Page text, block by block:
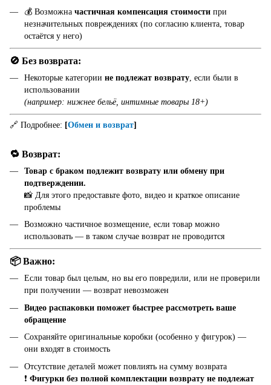
💰 Возможна частичная компенсация стоимости при
незначительных повреждениях (по согласию клиента, товар
остаётся у него)
🚫 Без возврата:
Некоторые категории не подлежат возврату, если были в
использовании
(например: нижнее бельё, интимные товары 18+)
🔗 Подробнее: [Обмен и возврат]
🔁 Возврат:
Товар с браком подлежит возврату или обмену при
подтверждении.
📸 Для этого предоставьте фото, видео и краткое описание
проблемы
Возможно частичное возмещение, если товар можно
использовать — в таком случае возврат не проводится
📦 Важно:
Если товар был целым, но вы его повредили, или не проверили
при получении — возврат невозможен
Видео распаковки поможет быстрее рассмотреть ваше
обращение
Сохраняйте оригинальные коробки (особенно у фигурок) —
они входят в стоимость
Отсутствие деталей может повлиять на сумму возврата
❗ Фигурки без полной комплектации возврату не подлежат